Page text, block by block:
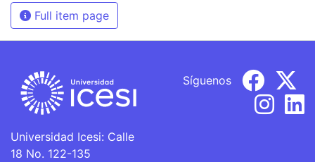
Full item page
Universidad Icesi: Calle
18 No. 122-135
Síguenos